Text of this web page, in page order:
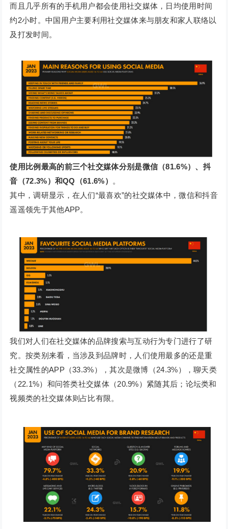
而且几乎所有的手机用户都会使用社交媒体，日均使用时间
约2小时。中国用户主要利用社交媒体来与朋友和家人联络以
及打发时间。
使用比例最高的前三个社交媒体分别是微信（81.6%）、抖
音（72.3%）和QQ（61.6%）
。
其中，调研显示，在人们“最喜欢”的社交媒体中，微信和抖音
遥遥领先于其他APP。
我们对人们在社交媒体的品牌搜索与互动行为专门进行了研
究。按类别来看，当涉及到品牌时，人们使用最多的还是重
社交属性的APP（33.3%），其次是微博（24.3%），聊天类
（22.1%）和问答类社交媒体（20.9%）紧随其后；论坛类和
视频类的社交媒体则占比有限。